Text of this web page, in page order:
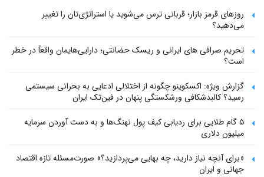
روزهای قرمز بازار؛ قربانی ترس می‌شوید یا استراتژی‌تان را تغییر
می‌دهید؟
تحریم صرافی های ایرانی و ریسک حضانتی؛ دارایی‌هایمان واقعاً در خطر
است؟
گزارش ویژه: اکسکوینو چگونه از اختلالی ادعایی به بحرانی سیستمی
رسید؟ کالبدشکافی ورشکستگی پنهان در فین‌تک ایران
۵ گام طلایی برای ردیابی کیف پول‌ نهنگ‌ها و به دست آوردن سرمایه
میلیون دلاری
«برای آنچه نیاز دارید، چه بهایی می‌پردازید؟» صورت‌مسئله تازه اقتصاد
جهانی و ایران